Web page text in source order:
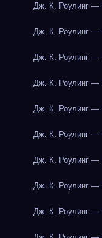
Дж. К. Роулинг —
Дж. К. Роулинг —
Дж. К. Роулинг —
Дж. К. Роулинг —
Дж. К. Роулинг —
Дж. К. Роулинг —
Дж. К. Роулинг —
Дж. К. Роулинг —
Дж. К. Роулинг —